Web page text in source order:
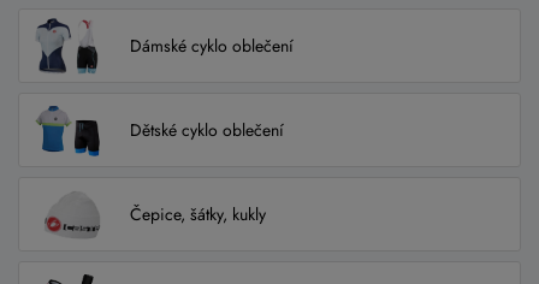
Dámské cyklo oblečení
Dětské cyklo oblečení
Čepice, šátky, kukly